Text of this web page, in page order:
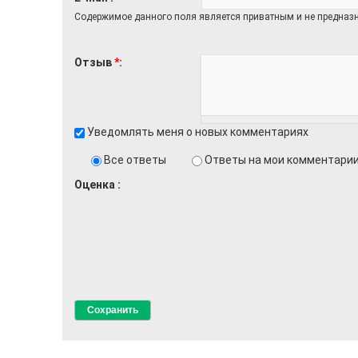
Содержимое данного поля является приватным и не
Отзыв*
Уведомлять меня о новых комментариях
Все ответы
Ответы на мои комментарии
Оценка